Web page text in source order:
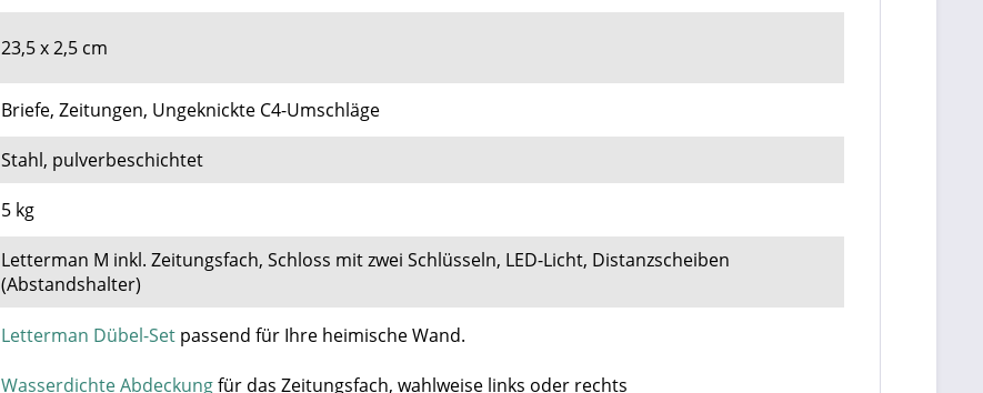
23,5 x 2,5 cm
Briefe, Zeitungen, Ungeknickte C4-Umschläge
Stahl, pulverbeschichtet
5 kg
Letterman M inkl. Zeitungsfach, Schloss mit zwei Schlüsseln, LED-Licht, Distanzscheiben
(Abstandshalter)
Letterman Dübel-Set passend für Ihre heimische Wand.
Wasserdichte Abdeckungfür das Zeitungsfach, wahlweise links oder rechts